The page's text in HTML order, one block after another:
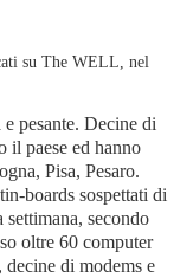
su The WELL, nel
e pesante. Decine di
il paese ed hanno
Pisa, Pesaro.
boards sospettati di
secondo
oltre 60 computer
decine di modems e